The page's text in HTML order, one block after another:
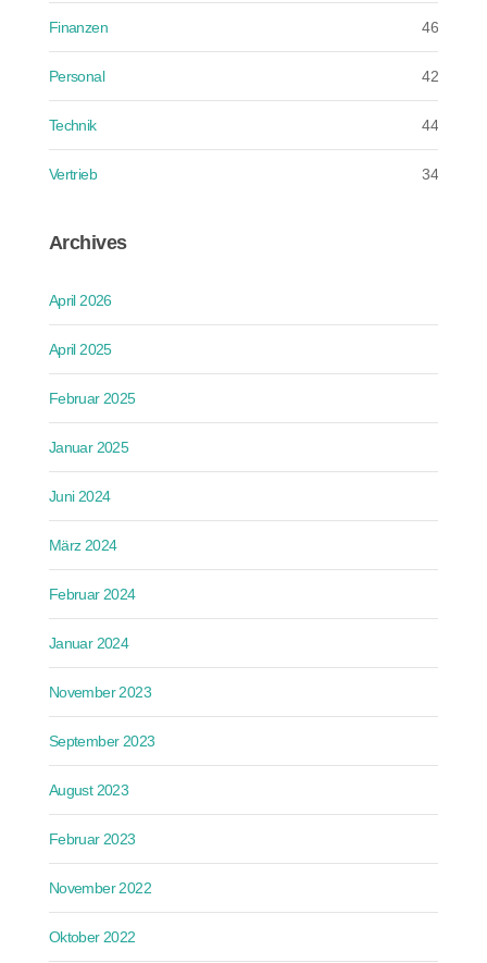
Finanzen 46
Personal 42
Technik 44
Vertrieb 34
Archives
April 2026
April 2025
Februar 2025
Januar 2025
Juni 2024
März 2024
Februar 2024
Januar 2024
November 2023
September 2023
August 2023
Februar 2023
November 2022
Oktober 2022